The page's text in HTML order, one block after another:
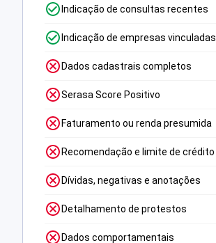
Indicação de consultas recentes
Indicação de empresas vinculadas
Dados cadastrais completos
Serasa Score Positivo
Faturamento ou renda presumida
Recomendação e limite de crédito
Dívidas, negativas e anotações
Detalhamento de protestos
Dados comportamentais